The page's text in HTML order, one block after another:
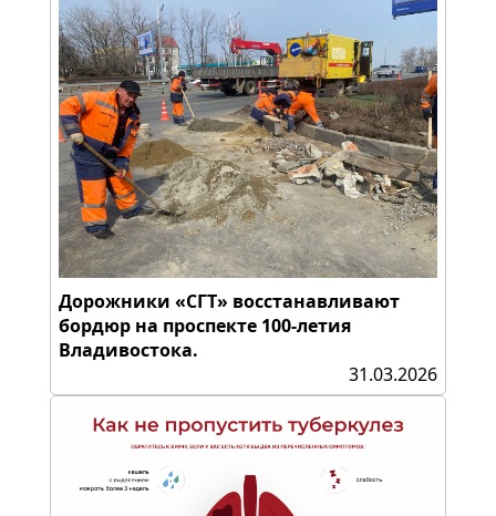
Дорожники «СГТ» восстанавливают
бордюр на проспекте 100-летия
Владивостока.
31.03.2026